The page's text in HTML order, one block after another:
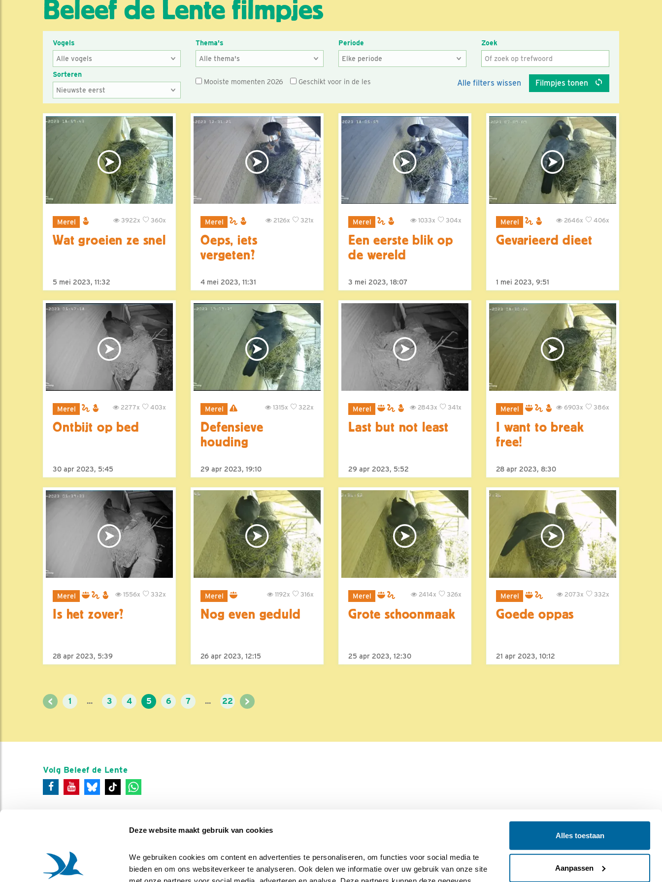
Deze website maakt gebruik van cookies
We gebruiken cookies om content en advertenties te personaliseren, om functies voor social media te
bieden en om ons websiteverkeer te analyseren. Ook delen we informatie over uw gebruik van onze site
Alles toestaan
Aanpassen
Beleef de Lente filmpjes
Vogels Thema's Periode Zoek
Sorteren
Alle filters wissen Filmpjes tonen
Mooiste momenten 2026 Geschikt voor in de les
Merel 360x
3922x
Wat groeien ze snel
5 mei 2023, 11:32
Merel 321x
2126x
Oeps, iets
vergeten?
4 mei 2023, 11:31
Merel 304x
1033x
Een eerste blik op
de wereld
3 mei 2023, 18:07
Merel 406x
2646x
Gevarieerd dieet
1 mei 2023, 9:51
Merel 403x
2277x
Ontbijt op bed
30 apr 2023, 5:45
Merel 322x
1315x
Defensieve
houding
29 apr 2023, 19:10
Merel 341x
2843x
Last but not least
29 apr 2023, 5:52
Merel 386x
6903x
I want to break
free!
28 apr 2023, 8:30
Merel 332x
1556x
Is het zover?
28 apr 2023, 5:39
Merel 316x
1192x
Nog even geduld
26 apr 2023, 12:15
Merel 326x
2414x
Grote schoonmaak
25 apr 2023, 12:30
Merel 332x
2073x
Goede oppas
21 apr 2023, 10:12
< 1 ... 3 4 5 6 7 ... 22 >
Volg Beleef de Lente
Colofon